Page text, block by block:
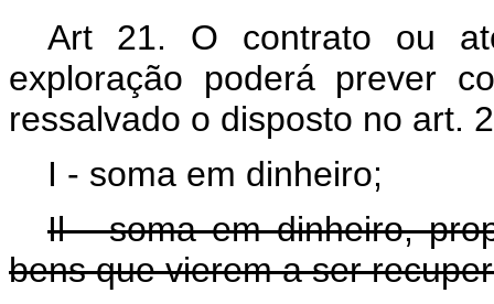
Art 21. O contrato ou
exploração poderá prever
ressalvado o disposto no art.
I - soma em dinheiro;
Il - soma em dinheiro,
bens que vierem a ser